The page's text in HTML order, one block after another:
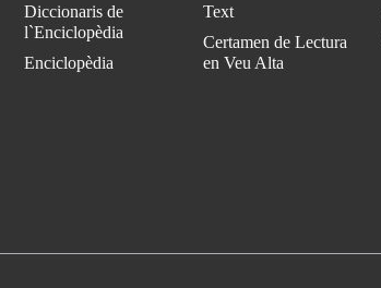
Diccionaris de
l`Enciclopèdia
Enciclopèdia
Text
Certamen de Lectura
en Veu Alta